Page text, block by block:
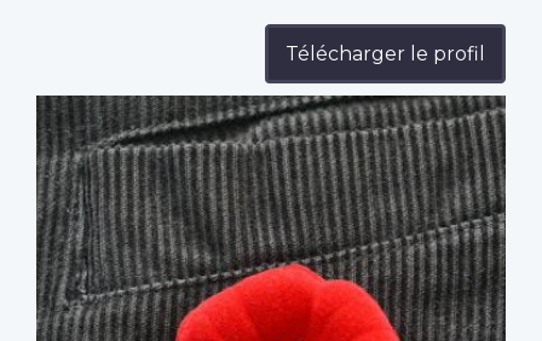
Télécharger le profil
Profile
image